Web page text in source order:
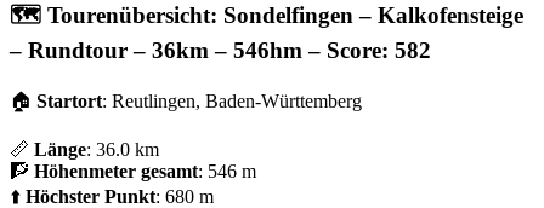
🗺️ Tourenübersicht: Sondelfingen – Kalkofensteige
– Rundtour – 36km – 546hm – Score: 582
🏠 Startort: Reutlingen, Baden-Württemberg
📏 Länge: 36.0 km
🧗 Höhenmeter gesamt: 546 m
⬆️ Höchster Punkt: 680 m